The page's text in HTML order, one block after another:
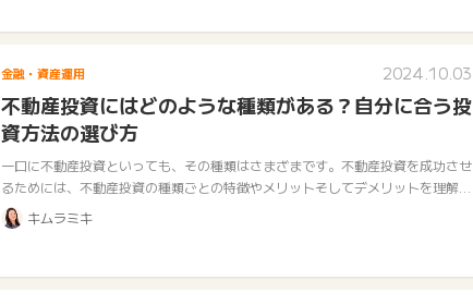
金融・資産運用 2024.10.03
不動産投資にはどのような種類がある？自分に合う投
資方法の選び方
一口に不動産投資といっても、その種類はさまざまです。不動産投資を成功させ
るためには、不動産投資の種類ごとの特徴やメリットそしてデメリットを理解し
たうえで自分に合った投資方法を選ぶ必要があります。 今回は不動産投資の種
類に…
キムラミキ